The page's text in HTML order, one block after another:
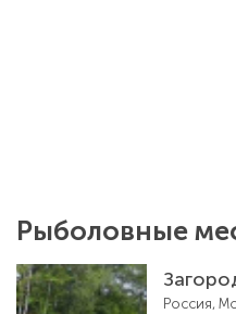
Рыболовные
Россия,